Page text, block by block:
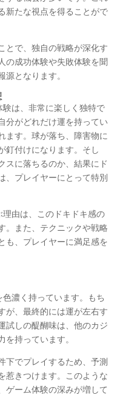
新たな視点を得ることがで
とで、独自の戦略が深化す
の成功体験や失敗体験を聞
となります。
は、非常に楽しく独特で
分がどれだけ運を持ってい
ます。球が落ち、障害物に
釘付けになります。そし
スに落ちるのか、結果にド
、プレイヤーにとって特別
由は、このドキドキ感の
。また、テクニックや戦略
も、プレイヤーに満足感を
濃く持っています。もち
が、最終的には運が左右す
試しの醍醐味は、他のカジ
を持っています。
下でプレイするため、予測
惹きつけます。このような
ゲーム体験の深みが増して